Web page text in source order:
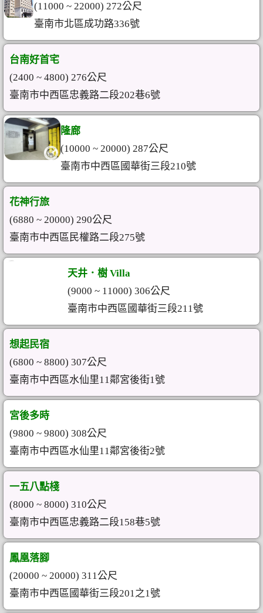
(11000 ~ 22000) 272公尺
臺南市北區成功路336號
台南好首宅
(2400 ~ 4800) 276公尺
臺南市中西區忠義路二段202巷6號
隆廊
(10000 ~ 20000) 287公尺
臺南市中西區國華街三段210號
花神行旅
(6880 ~ 20000) 290公尺
臺南市中西區民權路二段275號
天井．樹 Villa
(9000 ~ 11000) 306公尺
臺南市中西區國華街三段211號
想起民宿
(6800 ~ 8800) 307公尺
臺南市中西區水仙里11鄰宮後街1號
宮後多時
(9800 ~ 9800) 308公尺
臺南市中西區水仙里11鄰宮後街2號
一五八點棧
(8000 ~ 8000) 310公尺
臺南市中西區忠義路二段158巷5號
鳳凰落腳
(20000 ~ 20000) 311公尺
臺南市中西區國華街三段201之1號